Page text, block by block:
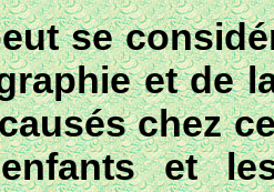
se
et de
chez
et